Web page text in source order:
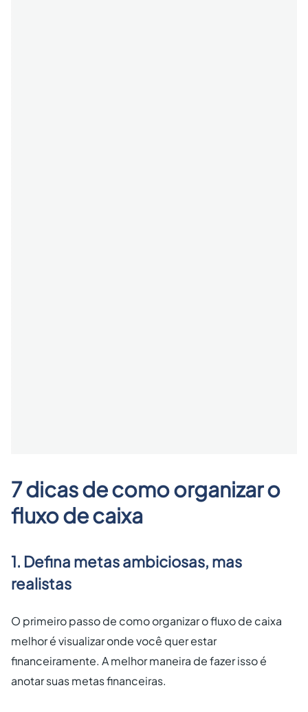
7 dicas de como organizar o
fluxo de caixa
1. Defina metas ambiciosas, mas
realistas
O primeiro passo de como organizar o fluxo de caixa
melhor é visualizar onde você quer estar
financeiramente. A melhor maneira de fazer isso é
anotar suas metas financeiras.